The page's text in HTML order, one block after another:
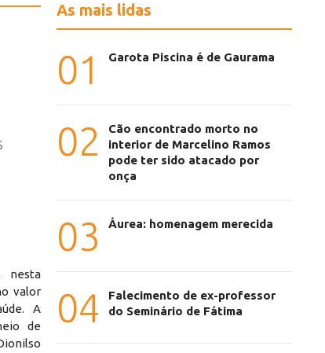
nesta
valor
A
de
As mais lidas
01 Garota Piscina é de Gaurama
02
Cão encontrado morto no
interior de Marcelino Ramos
pode ter sido atacado por
onça
03 Áurea: homenagem merecida
04
Falecimento de ex-professor
do Seminário de Fátima